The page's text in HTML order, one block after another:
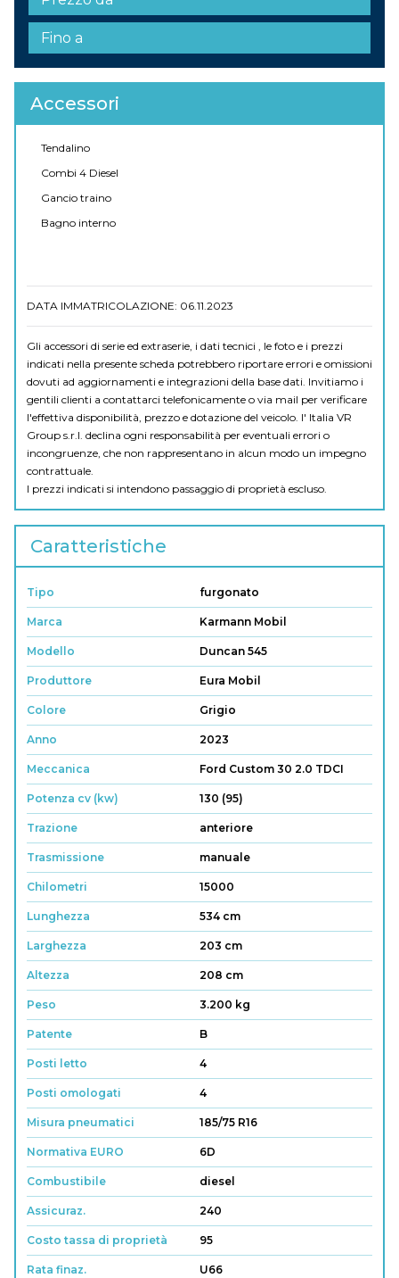
Accessori
Tendalino
Combi 4 Diesel
Gancio traino
Bagno interno
DATA IMMATRICOLAZIONE: 06.11.2023
Gli accessori di serie ed extraserie, i dati tecnici , le foto e i prezzi
indicati nella presente scheda potrebbero riportare errori e omissioni
dovuti ad aggiornamenti e integrazioni della base dati. Invitiamo i
gentili clienti a contattarci telefonicamente o via mail per verificare
l'effettiva disponibilità, prezzo e dotazione del veicolo. I' Italia VR
Group s.r.l. declina ogni responsabilità per eventuali errori o
incongruenze, che non rappresentano in alcun modo un impegno
contrattuale.
I prezzi indicati si intendono passaggio di proprietà escluso.
Caratteristiche
Tipo furgonato
Marca Karmann Mobil
Modello Duncan 545
Produttore Eura Mobil
Colore Grigio
Anno 2023
Meccanica Ford Custom 30 2.0 TDCI
Potenza cv (kw) 130 (95)
Trazione anteriore
Trasmissione manuale
Chilometri 15000
Lunghezza 534 cm
Larghezza 203 cm
Altezza 208 cm
Peso 3.200 kg
Patente B
Posti letto 4
Posti omologati 4
Misura pneumatici 185/75 R16
Normativa EURO 6D
Combustibile diesel
Assicuraz. 240
Costo tassa di proprietà 95
Rata finaz. U66